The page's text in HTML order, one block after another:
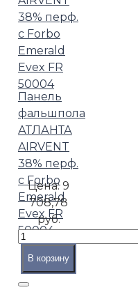
Панель
фальшпола
АТЛАНТА
AIRVENT
38% перф.
с Forbo
Emerald
Evex FR
50004
Цена:9
708,78
руб.
В корзину